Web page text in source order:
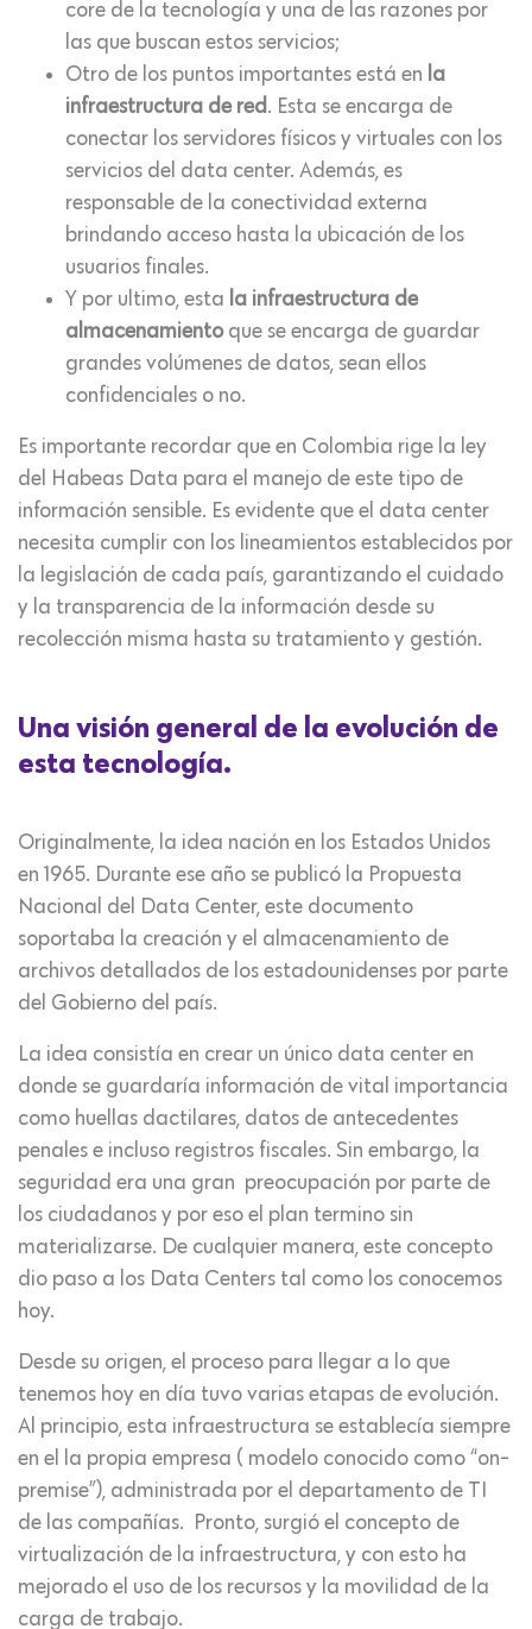
core de la tecnología y una de las razones por
las que buscan estos servicios;
Otro de los puntos importantes está en la
infraestructura de red . Esta se encarga de
conectar los servidores físicos y virtuales con los
servicios del data center. Además, es
responsable de la conectividad externa
brindando acceso hasta la ubicación de los
usuarios finales.
Y por ultimo, esta la infraestructura de
almacenamientoque se encarga de guardar
grandes volúmenes de datos, sean ellos
confidenciales o no.
Es importante recordar que en Colombia rige la ley
del Habeas Data para el manejo de este tipo de
información sensible. Es evidente que el data center
necesita cumplir con los lineamientos establecidos por
la legislación de cada país, garantizando el cuidado
y la transparencia de la información desde su
recolección misma hasta su tratamiento y gestión.
Una visión general de la evolución de
esta tecnología.
Originalmente, la idea nación en los Estados Unidos
en 1965. Durante ese año se publicó la Propuesta
Nacional del Data Center, este documento
soportaba la creación y el almacenamiento de
archivos detallados de los estadounidenses por parte
del Gobierno del país.
La idea consistía en crear un único data center en
donde se guardaría información de vital importancia
como huellas dactilares, datos de antecedentes
penales e incluso registros fiscales. Sin embargo, la
seguridad era una gran preocupación por parte de
los ciudadanos y por eso el plan termino sin
materializarse. De cualquier manera, este concepto
dio paso a los Data Centers tal como los conocemos
hoy.
Desde su origen, el proceso para llegar a lo que
tenemos hoy en día tuvo varias etapas de evolución.
Al principio, esta infraestructura se establecía siempre
en el la propia empresa ( modelo conocido como “on-
premise”), administrada por el departamento de TI
de las compañías. Pronto, surgió el concepto de
virtualización de la infraestructura, y con esto ha
mejorado el uso de los recursos y la movilidad de la
carga de trabajo.